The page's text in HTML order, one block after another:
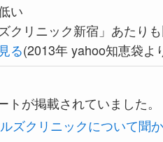
い
クリニック新宿」あたり
る(2013年 yahoo知恵袋よ
が掲載されていました。
ズクリニックについて聞